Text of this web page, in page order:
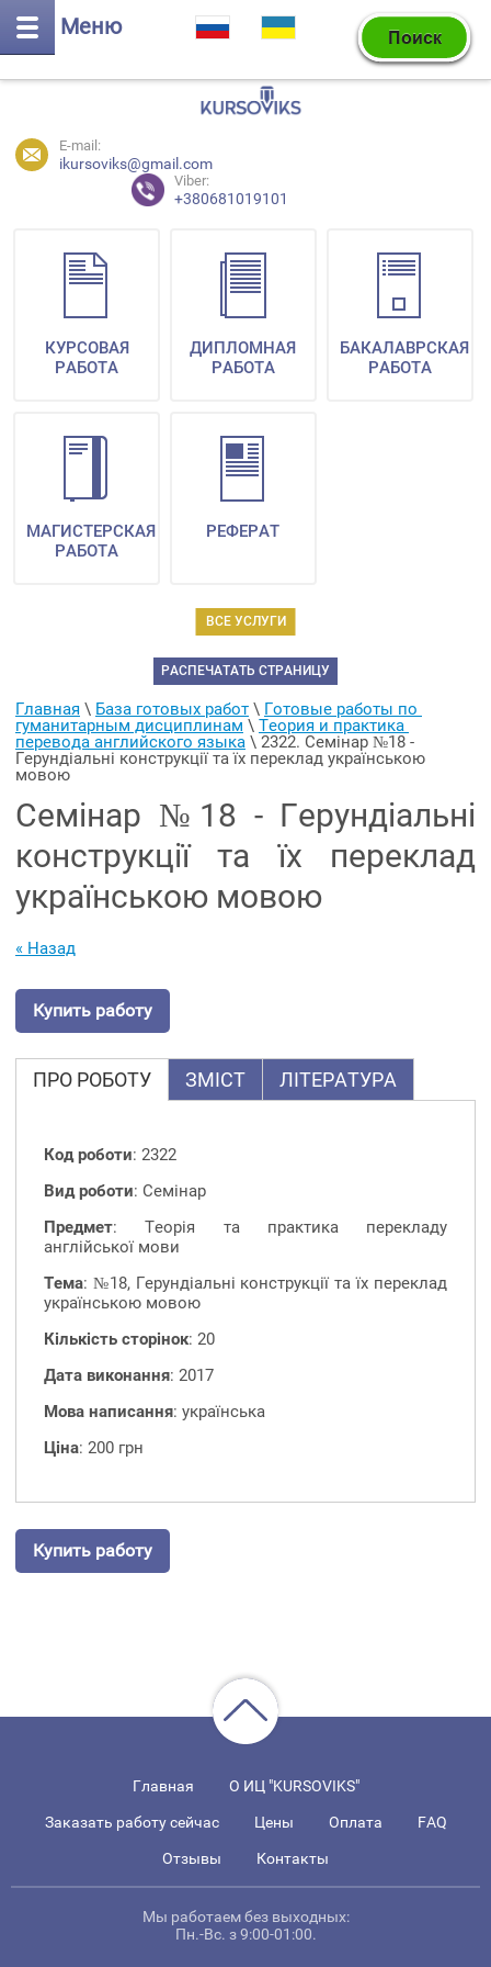
Меню
E-mail:
ikursoviks@gmail.com
Viber:
+380681019101
ВСЕ УСЛУГИ
КУРСОВАЯ
РАБОТА
ДИПЛОМНАЯ
РАБОТА
БАКАЛАВРСКАЯ
РАБОТА
МАГИСТЕРСКАЯ
РАБОТА
РЕФЕРАТ
РАСПЕЧАТАТЬ СТРАНИЦУ
Главная \ База готовых работ \ Готовые работы по
гуманитарным дисциплинам \ Теория и практика
перевода английского языка \ 2322. Семінар №18 -
Герундіальні конструкції та їх переклад українською
мовою
Семінар №18 - Герундіальні
конструкції та їх переклад
українською мовою
« Назад
Купить работу
ПРО РОБОТУ ЗМІСТ ЛІТЕРАТУРА
Код роботи: 2322
Вид роботи: Семінар
Предмет: Теорія та практика перекладу
англійської мови
Тема: №18, Герундіальні конструкції та їх переклад
українською мовою
Кількість сторінок: 20
Дата виконання: 2017
Мова написання: українська
Ціна: 200 грн
Купить работу
Главная О ИЦ "KURSOVIKS"
Заказать работу сейчас Цены Оплата FAQ
Отзывы Контакты
Мы работаем без выходных:
Пн.-Вс. з 9:00-01:00.